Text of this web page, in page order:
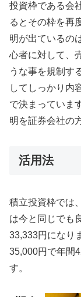
投資枠である会
るとその枠を再
明が出ているの
心者に対して、
うな事を規制す
してしっかり内
で決まっていま
明を証券会社の
活用法
積立投資枠では
は今と同じでも
33,333円になり
35,000円で年間
す。